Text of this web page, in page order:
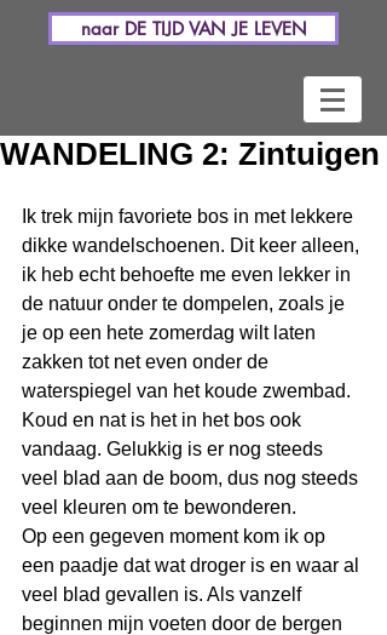
naar DE TIJD VAN JE LEVEN
WANDELING 2: Zintuigen
Ik trek mijn favoriete bos in met lekkere
dikke wandelschoenen. Dit keer alleen,
ik heb echt behoefte me even lekker in
de natuur onder te dompelen, zoals je
je op een hete zomerdag wilt laten
zakken tot net even onder de
waterspiegel van het koude zwembad.
Koud en nat is het in het bos ook
vandaag. Gelukkig is er nog steeds
veel blad aan de boom, dus nog steeds
veel kleuren om te bewonderen.
Op een gegeven moment kom ik op
een paadje dat wat droger is en waar al
veel blad gevallen is. Als vanzelf
beginnen mijn voeten door de bergen